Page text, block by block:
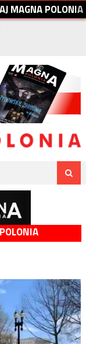
AJMAGNAPOLONIA